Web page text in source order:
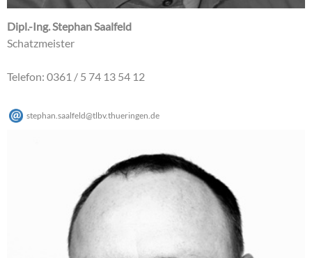
Dipl.-Ing. Stephan Saalfeld
Schatzmeister
Telefon: 0361 / 5 74 13 54 12
stephan.saalfeld@tlbv.thueringen.de